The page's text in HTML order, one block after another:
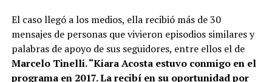
El caso llegó a los medios, ella recibió más de 30
mensajes de personas que vivieron episodios similares y
palabras de apoyo de sus seguidores, entre ellos el de
Marcelo Tinelli. “Kiara Acosta estuvo conmigo en el
programa en 2017. La recibí en su oportunidad por